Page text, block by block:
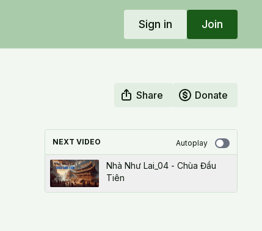
Sign in Join
Share Donate
NEXT VIDEO Autoplay
Nhà Như Lai_04 - Chùa Đầu
Tiên